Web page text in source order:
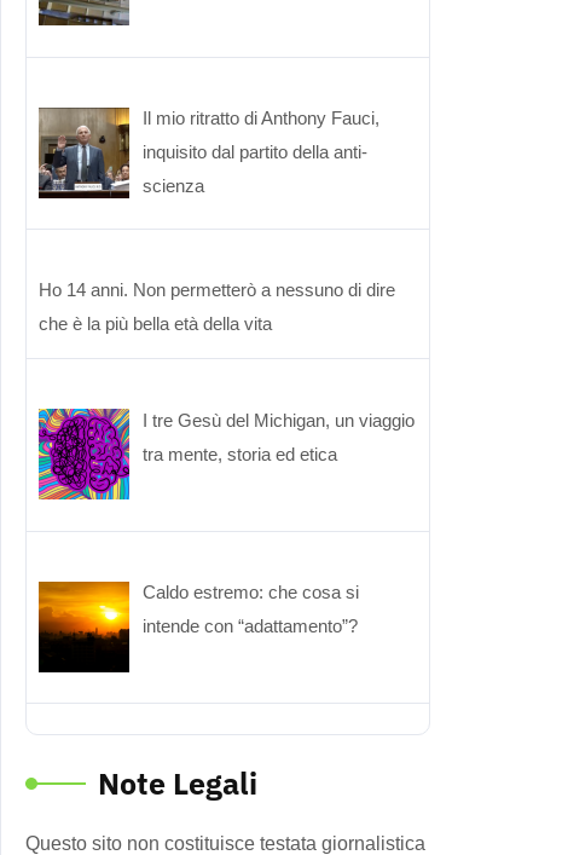
Il mio ritratto di Anthony Fauci,
inquisito dal partito della anti-
scienza
Ho 14 anni. Non permetterò a nessuno di dire
che è la più bella età della vita
I tre Gesù del Michigan, un viaggio
tra mente, storia ed etica
Caldo estremo: che cosa si
intende con “adattamento”?
Note Legali
Questo sito non costituisce testata giornalistica